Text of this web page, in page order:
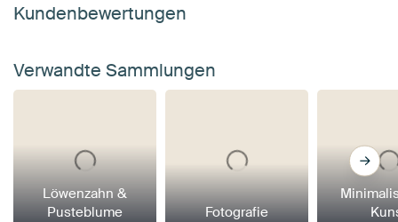
Kundenbewertungen
Verwandte Sammlungen
Löwenzahn &
Pusteblume
Fotografie